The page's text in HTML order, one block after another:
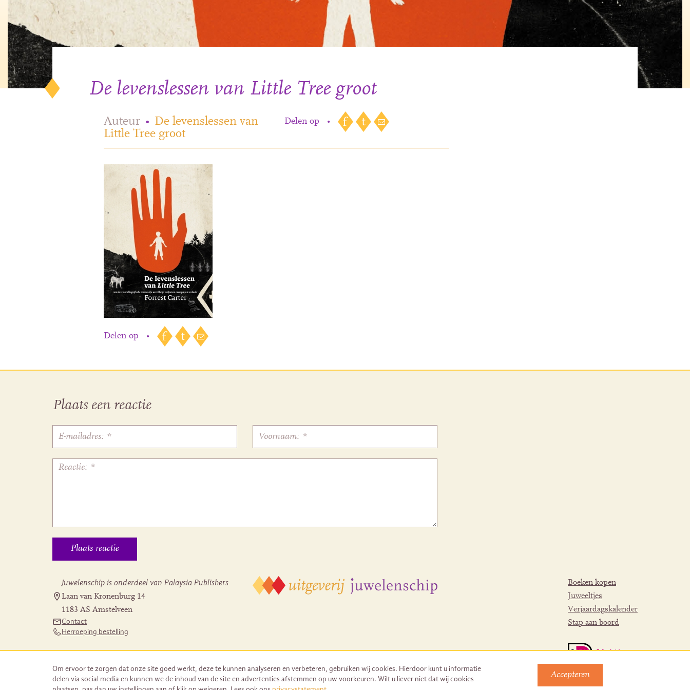
De levenslessen van Little Tree groot
Auteur • De levenslessen van
Little Tree groot
Delen op •
Delen op •
Plaats een reactie
Juwelenschip is onderdeel van Palaysia Publishers
Laan van Kronenburg 14
1183 AS Amstelveen
Contact
Herroeping bestelling
Boeken kopen
Juweeltjes
Verjaardagskalender
Stap aan boord
Om ervoor te zorgen dat onze site goed werkt, deze te kunnen analyseren en verbeteren, gebruiken wij cookies. Hierdoor kunt u informatie
delen via social media en kunnen we de inhoud van de site en advertenties afstemmen op uw voorkeuren. Wilt u liever niet dat wij cookies
Accepteren